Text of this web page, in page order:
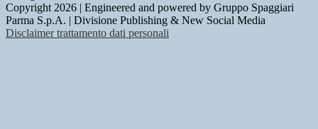
Copyright 2026 | Engineered and powered by Gruppo Spaggiari
Parma S.p.A. | Divisione Publishing & New Social Media
Disclaimer trattamento dati personali